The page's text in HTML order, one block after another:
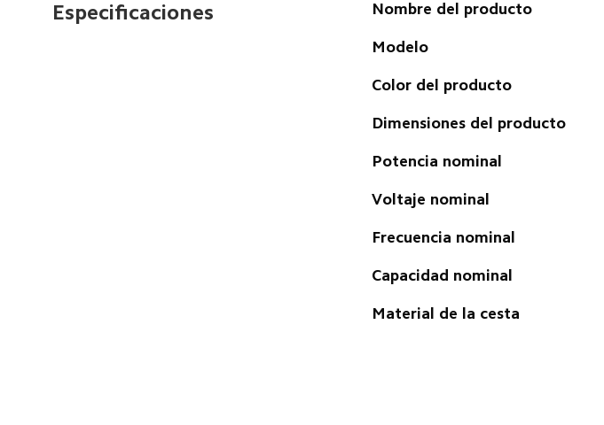
Especificaciones Nombre del producto
Modelo
Color del producto
Dimensiones del producto
Potencia nominal
Voltaje nominal
Frecuencia nominal
Capacidad nominal
Material de la cesta